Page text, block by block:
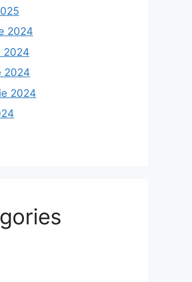
2024
2024
2024
2024